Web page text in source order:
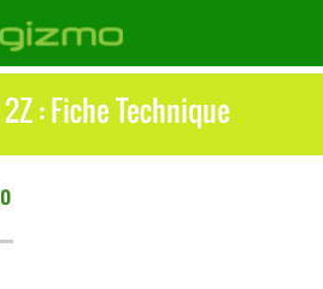
: Fiche Technique